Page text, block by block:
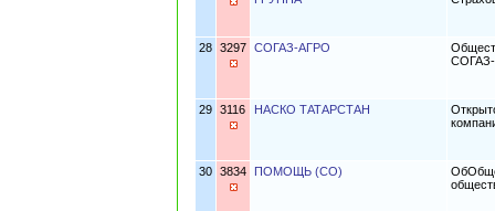
28 3297 СОГАЗ-АГРО
СОГАЗ-
29 3116 НАСКО ТАТАРСТАН
30 3834 ПОМОЩЬ (СО)